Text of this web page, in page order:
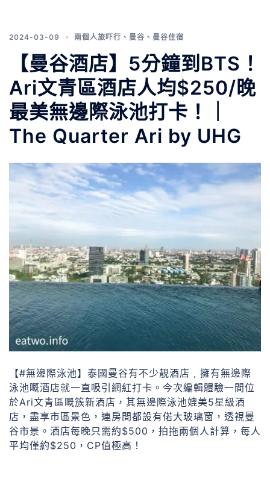
2024-03-09 兩個人旅吓行 、 曼谷 、 曼谷住宿
【曼谷酒店】5分鐘到BTS！
Ari文青區酒店人均$250/晚
最美無邊際泳池打卡！｜
The Quarter Ari by UHG
【#無邊際泳池】泰國曼谷有不少靚酒店﹐擁有無邊際
泳池嘅酒店就一直吸引網紅打卡。今次編輯體驗一間位
於Ari文青區嘅簇新酒店，其無邊際泳池媲美5星級酒
店，盡享市區景色，連房間都設有偌大玻璃窗，透視曼
谷市景。酒店每晚只需約$500，拍拖兩個人計算，每人
平均僅約$250，CP值極高！